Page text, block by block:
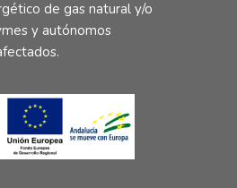
de gas natural y/o
y autónomos